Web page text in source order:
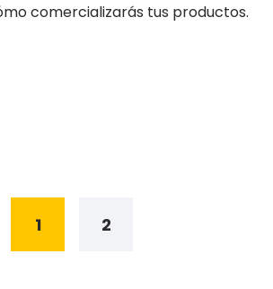
comercializarás tus productos.
1 2